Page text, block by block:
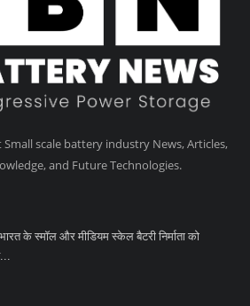
scale battery industry News, Articles,
and Future Technologies.
के स्मॉल और मीडियम स्केल बैटरी निर्माता को